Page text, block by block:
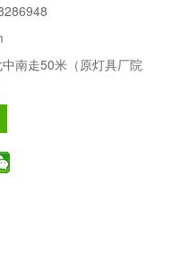
南走50米（原灯具厂院